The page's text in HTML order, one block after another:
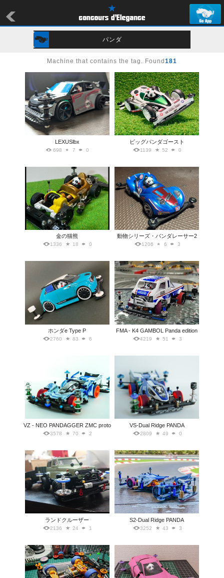
パンダ
Machine that contains the tag. Found 181
LEXUSlbx
698 7 0
ビッグパンダゴースト
1139 52 0
金の猫熊
1336 18 0
動物シリーズ・パンダレーサー2
1206 6 3
ホンダe Type P
2760 83 6
FMA - K4 GAMBOL Panda edition
4219 51 3
VZ - NEO PANDAGGER ZMC proto
3578 70 2
VS-Dual Ridge PANDA
2809 49 0
ランドクルーザー
2136 24 1
S2-Dual Ridge PANDA
3252 43 3